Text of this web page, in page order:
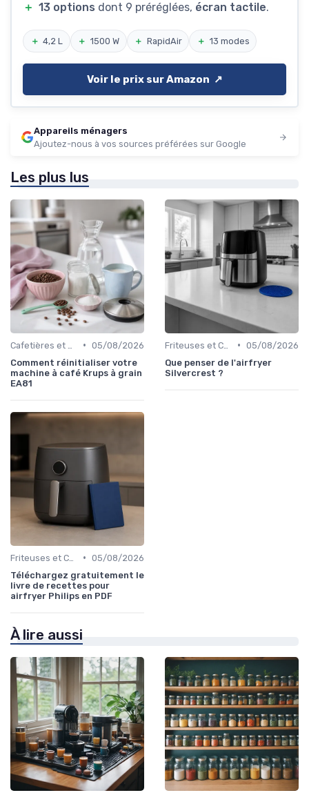
＋ 13 options dont 9 préréglées, écran tactile.
＋ 4,2 L ＋ 1500 W ＋ RapidAir ＋ 13 modes
Voir le prix sur Amazon ↗️
Appareils ménagers
Ajoutez-nous à vos sources préférées sur Google
Les plus lus
• 05/08/2026
Comment réinitialiser votre
machine à café Krups à grain
EA81
• 05/08/2026
Que penser de l'airfryer
Silvercrest ?
• 05/08/2026
Téléchargez gratuitement le
livre de recettes pour
airfryer Philips en PDF
À lire aussi